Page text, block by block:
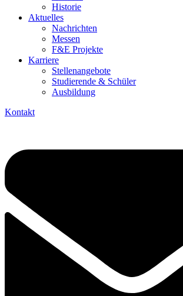
Historie
Aktuelles
Nachrichten
Messen
F&E Projekte
Karriere
Stellenangebote
Studierende & Schüler
Ausbildung
Kontakt